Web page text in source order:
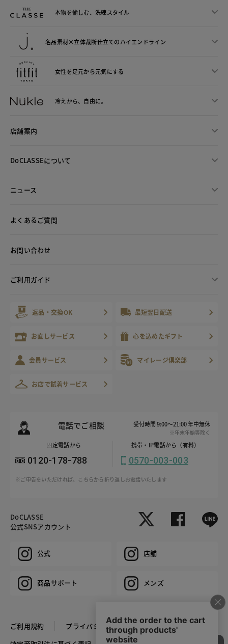
本物を愉しむ、洗練スタイル
名品素材×立体裁断仕立てのハイエンドライン
女性を足元から元気にする
冷えから、 自由に。
店舗案内
DoCLASSEについて
ニュース
よくあるご質問
お問い合わせ
ご利用ガイド
返品・交換OK 最短翌日配送
お直しサービス 心を込めたギフト
会員サービス マイレージ倶楽部
お店で試着サービス
電話でご相談 受付時間 9:00～21:00 年中無休
※年末年始等除く
固定電話から
0120-178-788
携帯・IP電話から（有料）
0570-003-003
※ご申告をいただければ、こちらから折り返しお電話いたします
DoCLASSE
公式SNSアカウント
公式 店舗
商品サポート メンズ
ご利用規約
プライバシーポリシー